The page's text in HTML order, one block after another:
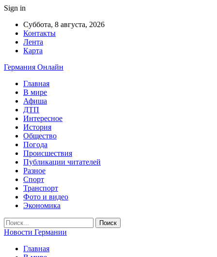
Sign in
Суббота, 8 августа, 2026
Контакты
Лента
Карта
Германия Онлайн
Главная
В мире
Афиша
ДТП
Интересное
История
Общество
Погода
Происшествия
Публикации читателей
Разное
Спорт
Транспорт
Фото и видео
Экономика
Новости Германии
Главная